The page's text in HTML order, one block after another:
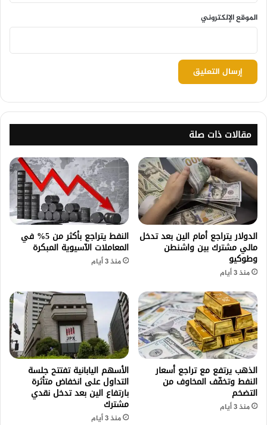
الموقع الإلكتروني
مقالات ذات صلة
الدولار يتراجع أمام الين بعد تدخل
مالي مشترك بين واشنطن
وطوكيو
منذ 3 أيام
النفط يتراجع بأكثر من 5% في
المعاملات الآسيوية المبكرة
منذ 3 أيام
الذهب يرتفع مع تراجع أسعار
النفط وتخفّف المخاوف من
التضخم
منذ 3 أيام
الأسهم اليابانية تفتتح جلسة
التداول على انخفاض متأثرة
بارتفاع الين بعد تدخل نقدي
مشترك
منذ 3 أيام